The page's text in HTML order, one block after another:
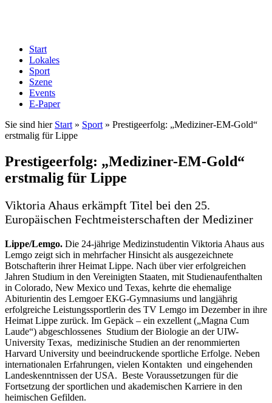
Start
Lokales
Sport
Szene
Events
E-Paper
Sie sind hier Start » Sport » Prestigeerfolg: „Mediziner-EM-Gold“
erstmalig für Lippe
Prestigeerfolg: „Mediziner-EM-Gold“
erstmalig für Lippe
Viktoria Ahaus erkämpft Titel bei den 25.
Europäischen Fechtmeisterschaften der Mediziner
Lippe/Lemgo. Die 24-jährige Medizinstudentin Viktoria Ahaus aus
Lemgo zeigt sich in mehrfacher Hinsicht als ausgezeichnete
Botschafterin ihrer Heimat Lippe. Nach über vier erfolgreichen
Jahren Studium in den Vereinigten Staaten, mit Studienaufenthalten
in Colorado, New Mexico und Texas, kehrte die ehemalige
Abiturientin des Lemgoer EKG-Gymnasiums und langjährig
erfolgreiche Leistungssportlerin des TV Lemgo im Dezember in ihre
Heimat Lippe zurück. Im Gepäck – ein exzellent („Magna Cum
Laude“) abgeschlossenes Studium der Biologie an der UIW-
University Texas, medizinische Studien an der renommierten
Harvard University und beeindruckende sportliche Erfolge. Neben
internationalen Erfahrungen, vielen Kontakten und eingehenden
Landeskenntnissen der USA. Beste Voraussetzungen für die
Fortsetzung der sportlichen und akademischen Karriere in den
heimischen Gefilden.